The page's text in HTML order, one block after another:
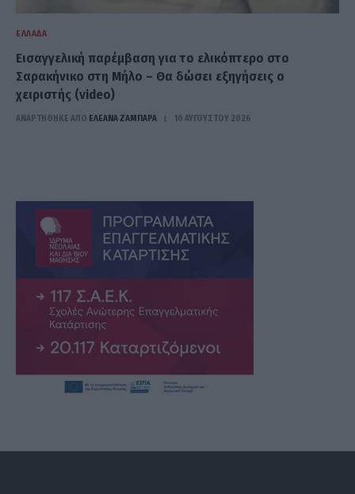
ΕΛΛΆΔΑ
Εισαγγελική παρέμβαση για το ελικόπτερο στο
Σαρακήνικο στη Μήλο – Θα δώσει εξηγήσεις ο
χειριστής (video)
ΑΝΑΡΤΗΘΗΚΕ ΑΠΟ ΕΛΕΑΝΑ ΖΑΜΠΑΡΑ 10 ΑΥΓΟΎΣΤΟΥ 2026